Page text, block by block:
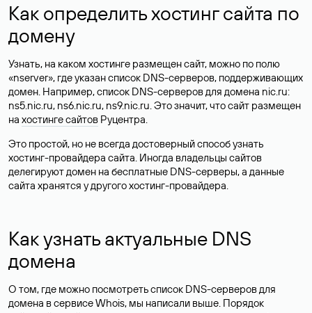
Как определить хостинг сайта по
домену
Узнать, на каком хостинге размещен сайт, можно по полю
«nserver», где указан список DNS-серверов, поддерживающих
домен. Например, список DNS-серверов для домена nic.ru:
ns5.nic.ru, ns6.nic.ru, ns9.nic.ru. Это значит, что сайт размещен
на хостинге сайтов Руцентра.
Это простой, но не всегда достоверный способ узнать
хостинг-провайдера сайта. Иногда владельцы сайтов
делегируют домен на бесплатные DNS-серверы, а данные
сайта хранятся у другого хостинг-провайдера.
Как узнать актуальные DNS
домена
О том, где можно посмотреть список DNS-серверов для
домена в сервисе Whois, мы написали выше. Порядок